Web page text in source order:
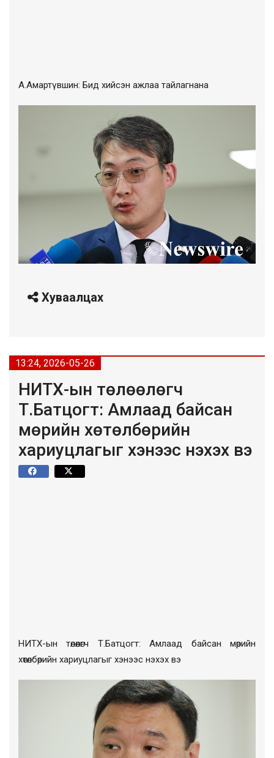
А.Амартүвшин: Бид хийсэн ажлаа тайлагнана
Хуваалцах
13:24, 2026-05-26
НИТХ-ын төлөөлөгч
Т.Батцогт: Амлаад байсан
мөрийн хөтөлбөрийн
хариуцлагыг хэнээс нэхэх вэ
НИТХ-ын төлөөлөгч Т.Батцогт: Амлаад байсан мөрийн
хөтөлбөрийн хариуцлагыг хэнээс нэхэх вэ